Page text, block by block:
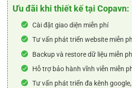
Ưu đãi khi thiết kế tại Copavn:
Cài đặt giao diện miễn phí
Tư vấn phát triển website miễn
Backup và restore dữ liệu miễn
Hỗ trợ bảo hành vĩnh viễn miễn
Tư vấn phát triển đa kênh